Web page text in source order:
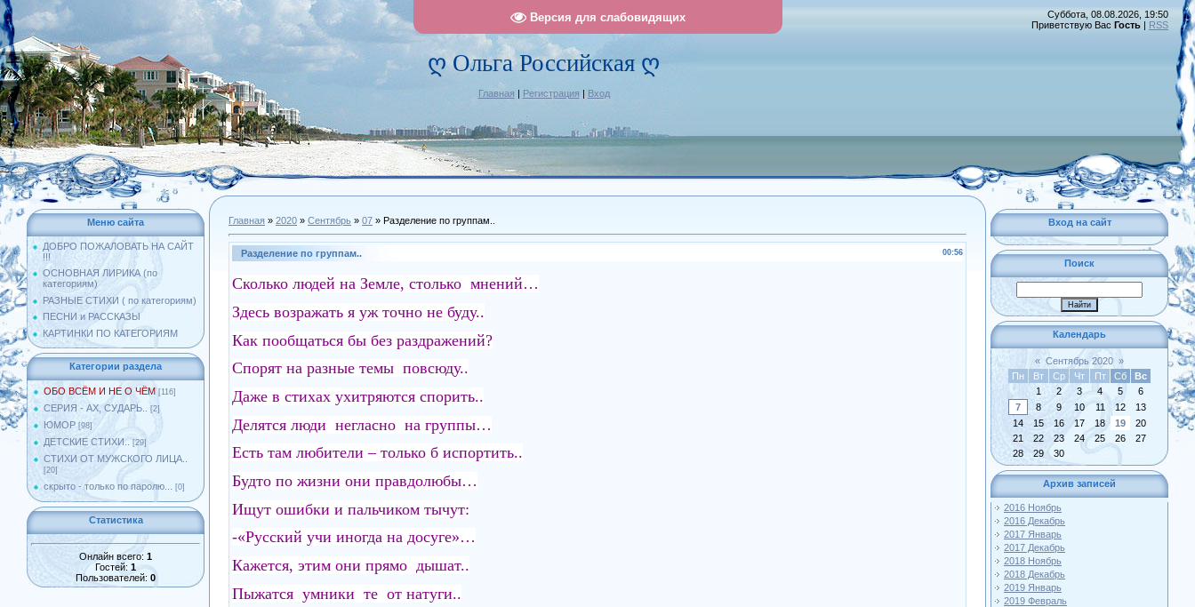
Версия для слабовидящих
ღ Ольга Российская ღ
Главная | Регистрация | Вход
Суббота, 08.08.2026, 19:50
Приветствую Вас Гость | RSS
Меню сайта
ДОБРО ПОЖАЛОВАТЬ НА САЙТ
!!!
ОСНОВНАЯ ЛИРИКА (по
категориям)
РАЗНЫЕ СТИХИ ( по категориям)
ПЕСНИ и РАССКАЗЫ
КАРТИНКИ ПО КАТЕГОРИЯМ
Категории раздела
ОБО ВСЁМ И НЕ О ЧЁМ [116]
СЕРИЯ - АХ, СУДАРЬ.. [2]
ЮМОР [98]
ДЕТСКИЕ СТИХИ.. [29]
СТИХИ ОТ МУЖСКОГО ЛИЦА..
[20]
скрыто - только по паролю... [0]
Статистика
Онлайн всего: 1
Гостей: 1
Пользователей: 0
Главная » 2020 » Сентябрь » 07 » Разделение по группам..
00:56
Разделение по группам..
Сколько людей на Земле, столько мнений…
Здесь возражать я уж точно не буду..
Как пообщаться бы без раздражений?
Спорят на разные темы повсюду..
Даже в стихах ухитряются спорить..
Делятся люди негласно на группы…
Есть там любители – только б испортить..
Будто по жизни они правдолюбы…
Ищут ошибки и пальчиком тычут:
-«Русский учи иногда на досуге»…
Кажется, этим они прямо дышат..
Пыжатся умники те от натуги..
Вход на сайт
Поиск
Календарь
« Сентябрь 2020 »
Пн
Вт Ср Чт Пт Сб
Вс
1
2 3 4 5
6
7
8 9 10 11 12
13
14
15 16 17 18 19
20
21
22 23 24 25 26
27
28
29 30
Архив записей
2016 Ноябрь
2016 Декабрь
2017 Январь
2017 Декабрь
2018 Ноябрь
2018 Декабрь
2019 Январь
2019 Февраль